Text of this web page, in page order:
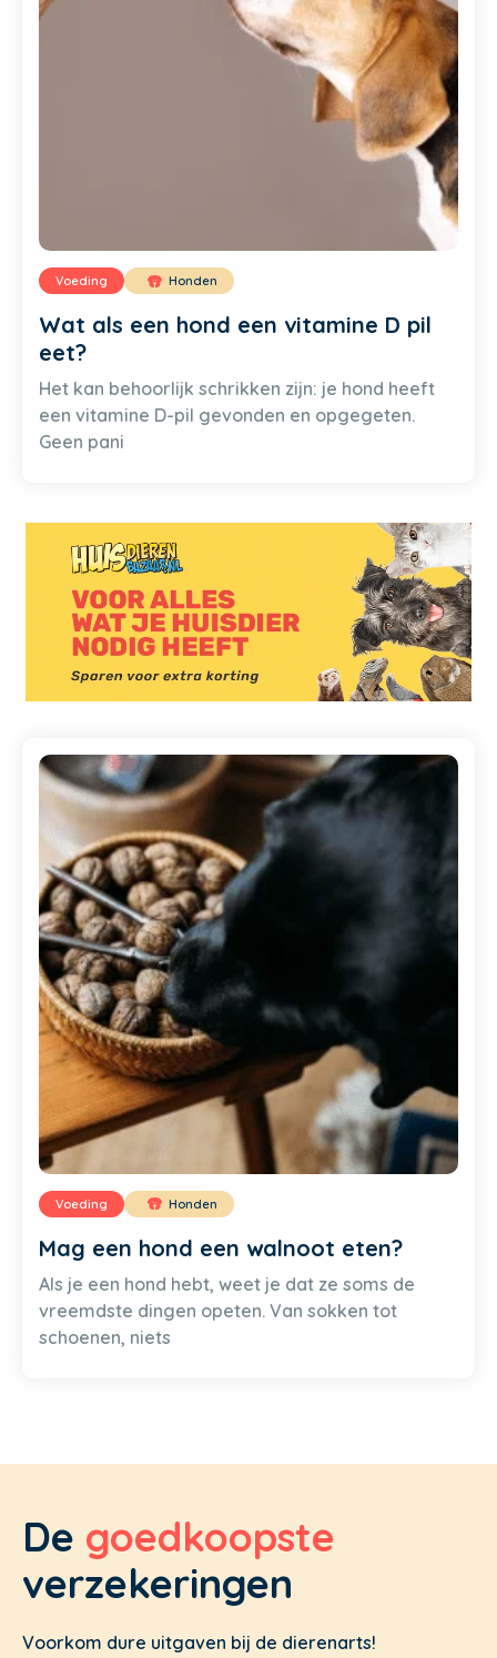
Voeding Honden
Wat als een hond een vitamine D pil
eet?
Het kan behoorlijk schrikken zijn: je hond heeft
een vitamine D-pil gevonden en opgegeten.
Geen pani
Voeding Honden
Mag een hond een walnoot eten?
Als je een hond hebt, weet je dat ze soms de
vreemdste dingen opeten. Van sokken tot
schoenen, niets
De goedkoopste
verzekeringen
Voorkom dure uitgaven bij de dierenarts!